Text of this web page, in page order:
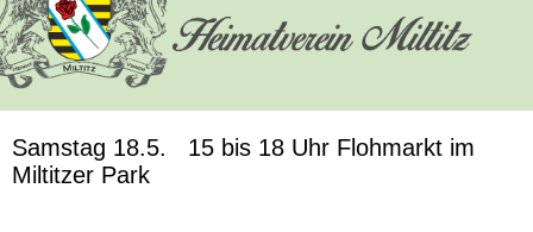
Samstag 18.5. 15 bis 18 Uhr Flohmarkt im
Miltitzer Park